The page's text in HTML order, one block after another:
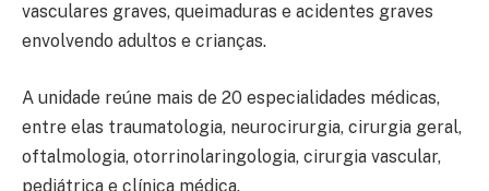
vasculares graves, queimaduras e acidentes graves
envolvendo adultos e crianças.
A unidade reúne mais de 20 especialidades médicas,
entre elas traumatologia, neurocirurgia, cirurgia geral,
oftalmologia, otorrinolaringologia, cirurgia vascular,
pediátrica e clínica médica.